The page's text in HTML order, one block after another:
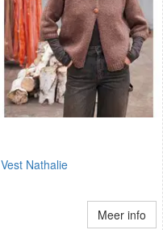
Vest Nathalie
Meer info